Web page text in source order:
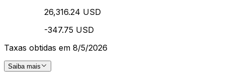
26,316.24 USD
-347.75 USD
Taxas obtidas em 8/5/2026
Saiba mais